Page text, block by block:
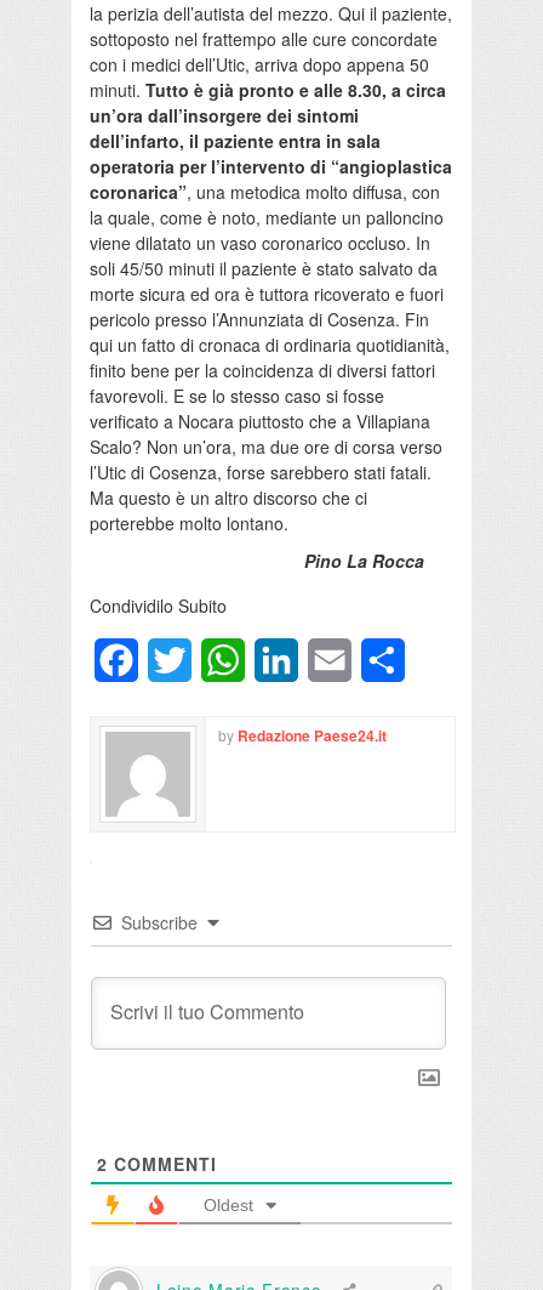
la perizia dell’autista del mezzo. Qui il paziente,
sottoposto nel frattempo alle cure concordate
con i medici dell’Utic, arriva dopo appena 50
minuti. Tutto è già pronto e alle 8.30, a circa
un’ora dall’insorgere dei sintomi
dell’infarto, il paziente entra in sala
operatoria per l’intervento di “angioplastica
coronarica”, una metodica molto diffusa, con
la quale, come è noto, mediante un palloncino
viene dilatato un vaso coronarico occluso. In
soli 45/50 minuti il paziente è stato salvato da
morte sicura ed ora è tuttora ricoverato e fuori
pericolo presso l’Annunziata di Cosenza. Fin
qui un fatto di cronaca di ordinaria quotidianità,
finito bene per la coincidenza di diversi fattori
favorevoli. E se lo stesso caso si fosse
verificato a Nocara piuttosto che a Villapiana
Scalo? Non un’ora, ma due ore di corsa verso
l’Utic di Cosenza, forse sarebbero stati fatali.
Ma questo è un altro discorso che ci
porterebbe molto lontano.
Pino La Rocca
Condividilo Subito
FacebookTwitter WhatsAppLinkedInEmail
by Redazione Paese24.it
Subscribe
2 COMMENTI
Oldest